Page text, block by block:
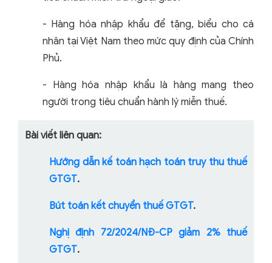
- Hàng hóa nhập khẩu để tặng, biểu cho cá
nhân tại Việt Nam theo mức quy định của Chính
Phủ.
- Hàng hóa nhập khẩu là hàng mang theo
người trong tiêu chuẩn hành lý miễn thuế.
Bài viết liên quan:
Hướng dẫn kế toán hạch toán truy thu thuế
GTGT.
Bút toán kết chuyển thuế GTGT.
Nghị định 72/2024/NĐ-CP giảm 2% thuế
GTGT.